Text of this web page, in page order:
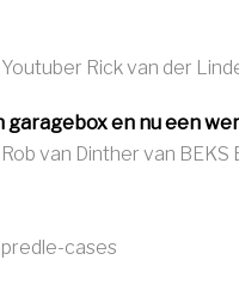
Rick van der
garagebox en nu een
van Dinther van
cases